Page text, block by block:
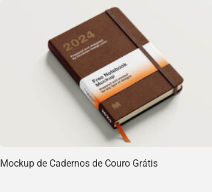
Mockup de Cadernos de Couro Grátis